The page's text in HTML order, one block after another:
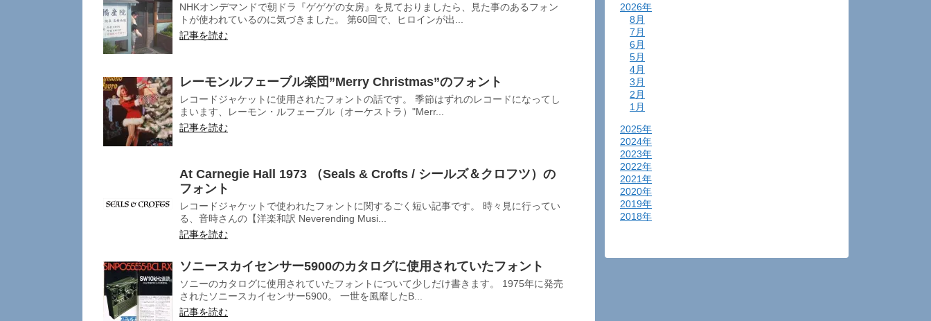
NHKオンデマンドで朝ドラ『ゲゲゲの女房』を見ておりましたら、見た事のあるフォン
トが使われているのに気づきました。 第60回で、ヒロインが出...
記事を読む
レーモンルフェーブル楽団”Merry Christmas”のフォント
レコードジャケットに使用されたフォントの話です。 季節はずれのレコードになってし
まいます、レーモン・ルフェーブル（オーケストラ）"Merr...
記事を読む
At Carnegie Hall 1973 （Seals & Crofts / シールズ＆クロフツ）の
フォント
レコードジャケットで使われたフォントに関するごく短い記事です。 時々見に行ってい
る、音時さんの【洋楽和訳 Neverending Musi...
記事を読む
ソニースカイセンサー5900のカタログに使用されていたフォント
ソニーのカタログに使用されていたフォントについて少しだけ書きます。 1975年に発売
されたソニースカイセンサー5900。 一世を風靡したB...
記事を読む
2026年
8月
7月
6月
5月
4月
3月
2月
1月
2025年
2024年
2023年
2022年
2021年
2020年
2019年
2018年